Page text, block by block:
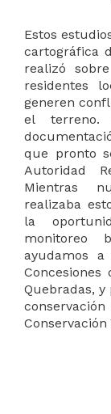
Estos
cartográfica
realizó
residentes
generen
el terreno.
que pronto
Autoridad
Mientras
realizaba
la
monitoreo
ayudamos
Concesiones
Quebradas,
Conservación